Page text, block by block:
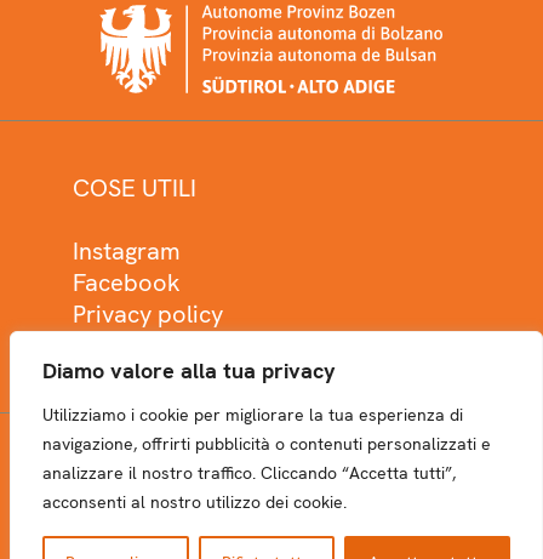
Diamo valore alla tua privacy
Utilizziamo i cookie per migliorare la tua esperienza di
navigazione, offrirti pubblicità o contenuti personalizzati e
analizzare il nostro traffico. Cliccando “Accetta tutti”,
acconsenti al nostro utilizzo dei cookie.
COSE UTILI
Instagram
Facebook
Privacy policy
NEWSLETTER